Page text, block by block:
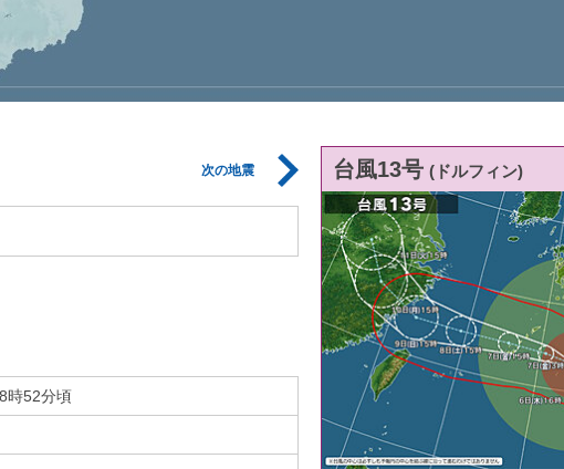
次の地震
時52分頃
台風13号 (ドルフィン)